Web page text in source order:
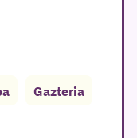
Gazteria